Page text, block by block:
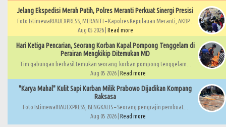
Jelang Ekspedisi Merah Putih, Polres Meranti Perkuat Sinergi Presisi
Foto IstimewaRIAUEXPRESS, MERANTI – Kapolres Kepulauan Meranti, AKBP...
Aug 05 2026 | Read more
Hari Ketiga Pencarian, Seorang Korban Kapal Pompong Tenggelam di
Perairan Mengkikip Ditemukan MD
Tim gabungan berhasil temukan seorang korban pompong tenggelam...
Aug 05 2026 | Read more
"Karya Mahal" Kulit Sapi Kurban Milik Prabowo Dijadikan Kompang
Raksasa
Foto IstimewaRIAUEXPRESS, BENGKALIS – Seorang pengrajin pembuat...
Aug 05 2026 | Read more